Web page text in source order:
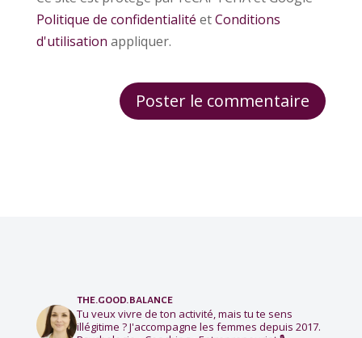
Politique de confidentialité etConditions
d'utilisation appliquer.
the.good.balance
Tu veux vivre de ton activité, mais tu te sens
illégitime ?J'accompagne les femmes depuis 2017.